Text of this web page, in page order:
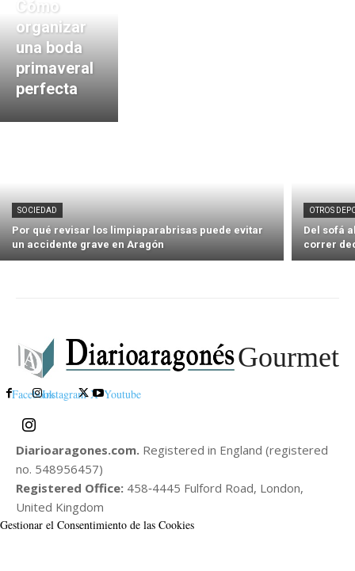
Cómo
organizar
una boda
primaveral
perfecta
SOCIEDAD
Por qué revisar los limpiaparabrisas puede evitar
un accidente grave en Aragón
OTROS
Del sofá
correr
Gourmet
FacebookInstagram X Youtube
Diarioaragones.com. Registered in England (registered
no. 548956457)
Registered Office: 458‑4445 Fulford Road, London,
United Kingdom
Gestionar el Consentimiento de las Cookies